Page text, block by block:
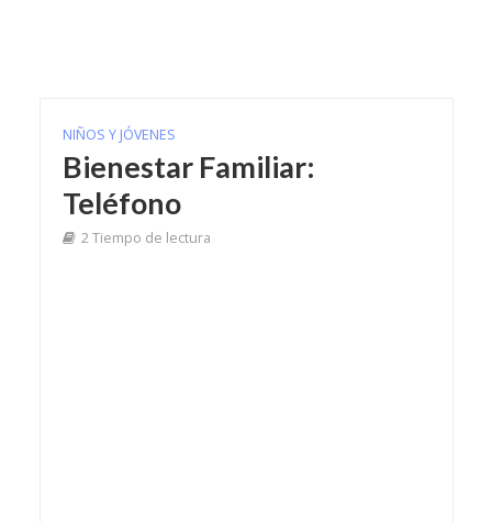
NIÑOS Y JÓVENES
Bienestar Familiar:
Teléfono
2 Tiempo de lectura